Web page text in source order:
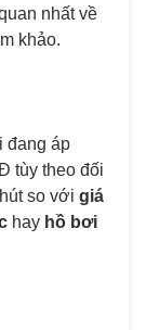
nhất về
khảo.
đang áp
tùy theo đối
so với giá
hay hồ bơi